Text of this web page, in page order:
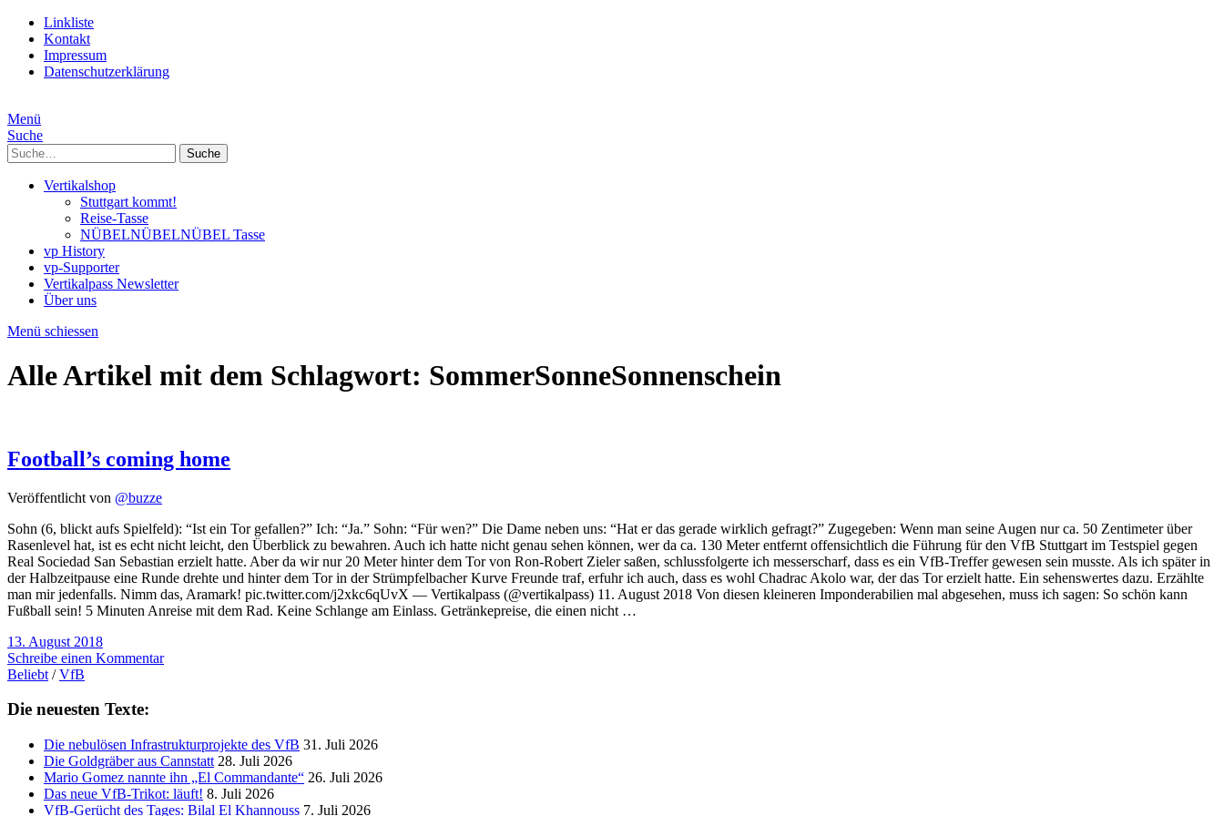
Linkliste
Kontakt
Impressum
Datenschutzerklärung
Menü
Suche
Suche
Vertikalshop
Stuttgart kommt!
Reise-Tasse
NÜBELNÜBELNÜBEL Tasse
vp History
vp-Supporter
Vertikalpass Newsletter
Über uns
Menü schiessen
Alle Artikel mit dem Schlagwort: SommerSonneSonnenschein
Football’s coming home
Veröffentlicht von @buzze
Sohn (6, blickt aufs Spielfeld): “Ist ein Tor gefallen?” Ich: “Ja.” Sohn: “Für wen?” Die Dame neben uns: “Hat er das gerade wirklich gefragt?” Zugegeben: Wenn man seine Augen nur ca. 50 Zentimeter über
Rasenlevel hat, ist es echt nicht leicht, den Überblick zu bewahren. Auch ich hatte nicht genau sehen können, wer da ca. 130 Meter entfernt offensichtlich die Führung für den VfB Stuttgart im Testspiel gegen
Real Sociedad San Sebastian erzielt hatte. Aber da wir nur 20 Meter hinter dem Tor von Ron-Robert Zieler saßen, schlussfolgerte ich messerscharf, dass es ein VfB-Treffer gewesen sein musste. Als ich später in
der Halbzeitpause eine Runde drehte und hinter dem Tor in der Strümpfelbacher Kurve Freunde traf, erfuhr ich auch, dass es wohl Chadrac Akolo war, der das Tor erzielt hatte. Ein sehenswertes dazu. Erzählte
man mir jedenfalls. Nimm das, Aramark! pic.twitter.com/j2xkc6qUvX — Vertikalpass (@vertikalpass) 11. August 2018 Von diesen kleineren Imponderabilien mal abgesehen, muss ich sagen: So schön kann
Fußball sein! 5 Minuten Anreise mit dem Rad. Keine Schlange am Einlass. Getränkepreise, die einen nicht …
13. August 2018
Schreibe einen Kommentar
Beliebt /VfB
Die neuesten Texte:
Die nebulösen Infrastrukturprojekte des VfB 31. Juli 2026
Die Goldgräber aus Cannstatt 28. Juli 2026
Mario Gomez nannte ihn „El Commandante“ 26. Juli 2026
Das neue VfB-Trikot: läuft! 8. Juli 2026
VfB-Gerücht des Tages: Bilal El Khannouss 7. Juli 2026